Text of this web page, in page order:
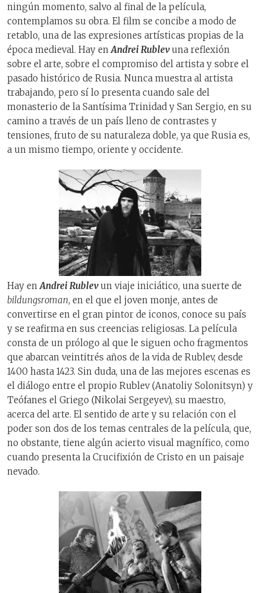
ningún momento, salvo al final de la película,
contemplamos su obra. El film se concibe a modo de
retablo, una de las expresiones artísticas propias de la
época medieval. Hay enAndrei Rublev una reflexión
sobre el arte, sobre el compromiso del artista y sobre el
pasado histórico de Rusia. Nunca muestra al artista
trabajando, pero sí lo presenta cuando sale del
monasterio de la Santísima Trinidad y San Sergio, en su
camino a través de un país lleno de contrastes y
tensiones, fruto de su naturaleza doble, ya que Rusia es,
a un mismo tiempo, oriente y occidente.
Hay enAndrei Rublev un viaje iniciático, una suerte de
bildungsroman, en el que el joven monje, antes de
convertirse en el gran pintor de iconos, conoce su país
y se reafirma en sus creencias religiosas. La película
consta de un prólogo al que le siguen ocho fragmentos
que abarcan veintitrés años de la vida de Rublev, desde
1400 hasta 1423. Sin duda, una de las mejores escenas es
el diálogo entre el propio Rublev (Anatoliy Solonitsyn) y
Teófanes el Griego (Nikolai Sergeyev), su maestro,
acerca del arte. El sentido de arte y su relación con el
poder son dos de los temas centrales de la película, que,
no obstante, tiene algún acierto visual magnífico, como
cuando presenta la Crucifixión de Cristo en un paisaje
nevado.